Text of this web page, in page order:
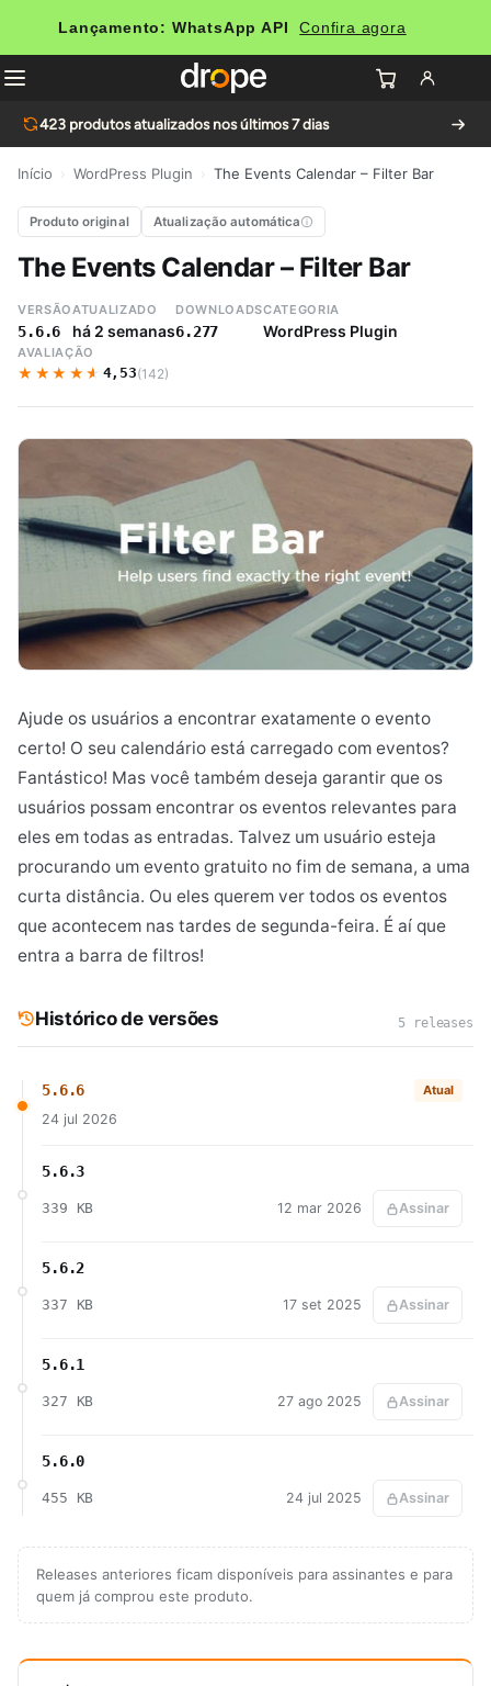
Lançamento: WhatsApp API Confira agora
423 produtos atualizados nos últimos 7 dias
Início WordPress Plugin The Events Calendar – Filter Bar
Produto original Atualização automática
The Events Calendar – Filter Bar
VERSÃO
5.6.6
ATUALIZADO
há 2 semanas
DOWNLOADS
6.277
CATEGORIA
WordPress Plugin
AVALIAÇÃO
★★★★★
★★★★★ 4,53(142)
Ajude os usuários a encontrar exatamente o evento
certo! O seu calendário está carregado com eventos?
Fantástico! Mas você também deseja garantir que os
usuários possam encontrar os eventos relevantes para
eles em todas as entradas. Talvez um usuário esteja
procurando um evento gratuito no fim de semana, a uma
curta distância. Ou eles querem ver todos os eventos
que acontecem nas tardes de segunda-feira. É aí que
entra a barra de filtros!
Histórico de versões 5 releases
5.6.6 Atual
24 jul 2026
5.6.3
339 KB 12 mar 2026 Assinar
5.6.2
337 KB 17 set 2025 Assinar
5.6.1
327 KB 27 ago 2025 Assinar
5.6.0
455 KB 24 jul 2025 Assinar
Releases anteriores ficam disponíveis para assinantes e para
quem já comprou este produto.